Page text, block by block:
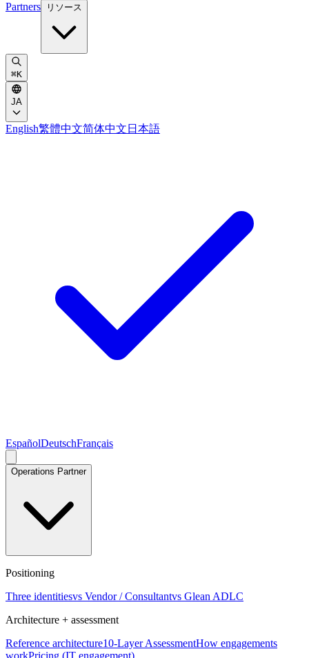
Partners リソース
⌘K
JA
English繁體中文简体中文 日本語
EspañolDeutschFrançais
Operations Partner
Positioning
Three identitiesvs Vendor / Consultantvs Glean ADLC
Architecture + assessment
Reference architecture10-Layer AssessmentHow engagements
workPricing (IT engagement)